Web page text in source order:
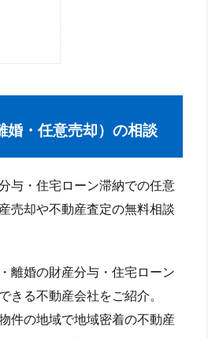
婚・任意売却）の相談
与・住宅ローン滞納での任意
売却や不動産査定の無料相談
離婚の財産分与・住宅ローン
きる不動産会社をご紹介。
件の地域で地域密着の不動産